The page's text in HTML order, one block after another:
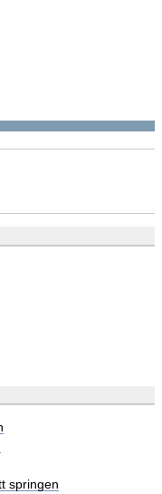
springen